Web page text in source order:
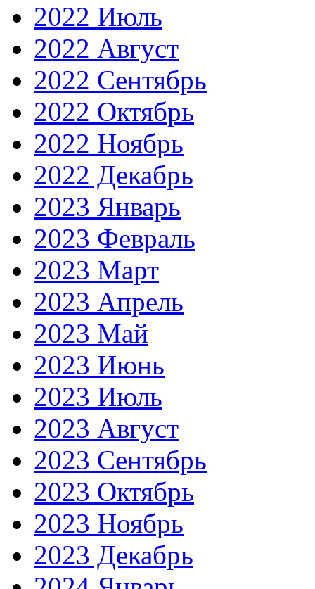
2022 Июль
2022 Август
2022 Сентябрь
2022 Октябрь
2022 Ноябрь
2022 Декабрь
2023 Январь
2023 Февраль
2023 Март
2023 Апрель
2023 Май
2023 Июнь
2023 Июль
2023 Август
2023 Сентябрь
2023 Октябрь
2023 Ноябрь
2023 Декабрь